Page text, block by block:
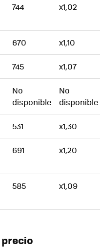
744 x1,02
670 x1,10
745 x1,07
No
disponible
No
disponible
531 x1,30
691 x1,20
585 x1,09